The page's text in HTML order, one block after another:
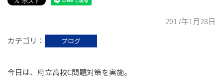
2017年1月28日
カテゴリ
ブログ
今日は、府立高校C問題対策を実施。